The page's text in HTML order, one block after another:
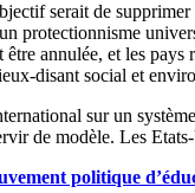
serait de
protectionnisme
annulée, et les
disant social et
sur un
de modèle. Les
politique